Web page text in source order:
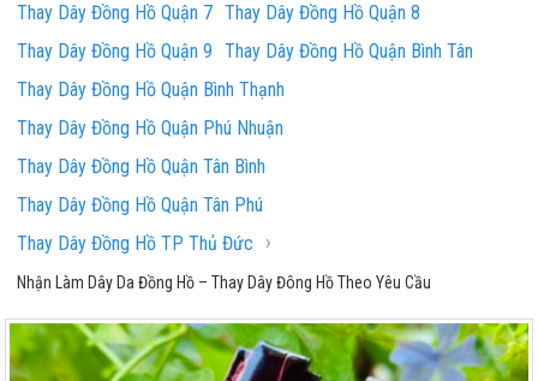
Thay Dây Đồng Hồ Quận 7 Thay Dây Đồng Hồ Quận 8
Thay Dây Đồng Hồ Quận 9
Thay Dây Đồng Hồ Quận Bình Tân
Thay Dây Đồng Hồ Quận Bình Thạnh
Thay Dây Đồng Hồ Quận Phú Nhuận
Thay Dây Đồng Hồ Quận Tân Bình
Thay Dây Đồng Hồ Quận Tân Phú
Thay Dây Đồng Hồ TP Thủ Đức
›
Nhận Làm Dây Da Đồng Hồ – Thay Dây Đông Hồ Theo Yêu Cầu